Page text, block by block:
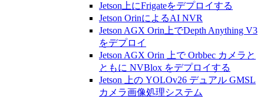
Jetson上にFrigateをデプロイする
Jetson OrinによるAI NVR
Jetson AGX Orin上でDepth Anything V3
をデプロイ
Jetson AGX Orin 上で Orbbec カメラと
ともに NVBlox をデプロイする
Jetson 上の YOLOv26 デュアル GMSL
カメラ画像処理システム